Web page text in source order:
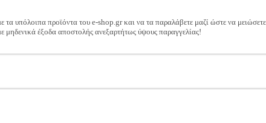
τα υπόλοιπα προϊόντα του e-shop.gr και να τα παραλάβετε μαζί ώστε να
έξοδα αποστολής ανεξαρτήτως ύψους παραγγελίας!